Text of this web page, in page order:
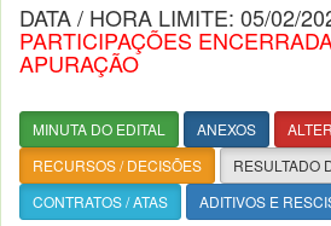
DATA / HORA LIMITE: 05/02/
PARTICIPAÇÕES
APURAÇÃO
MINUTA DO EDITAL ANEXOS
RECURSOS / DECISÕES
RESULTADO
CONTRATOS / ATAS
ADITIVOS E